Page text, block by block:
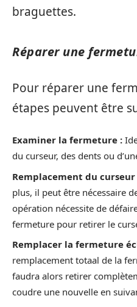
braguettes.
Réparer une
Pour réparer une
étapes peuvent être
Examiner la fermeture :
du curseur, des dents ou
Remplacement du curseur
plus, il peut être nécessaire
opération nécessite de
fermeture pour retirer le
Remplacer la fermeture
remplacement totaal de la
faudra alors retirer
coudre une nouvelle en